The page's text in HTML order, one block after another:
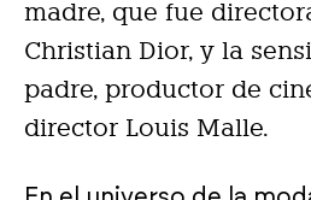
madre, que fue
Christian Dior, y la
padre, productor de
director Louis Malle.